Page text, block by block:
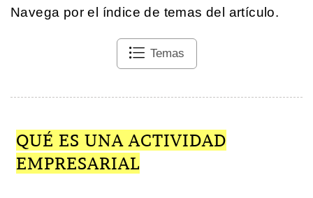
Navega por el índice de temas del artículo.
Temas
QUÉ ES UNA ACTIVIDAD
EMPRESARIAL